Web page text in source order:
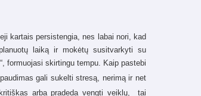
kartais persistengia, nes labai nori, kad
laiką ir mokėtų susitvarkyti su
formuojasi skirtingu tempu. Kaip pastebi
gali sukelti stresą, nerimą ir net
arba pradeda vengti veiklų, tai